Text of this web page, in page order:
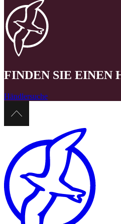
FINDEN SIE EINEN
Händlersuche